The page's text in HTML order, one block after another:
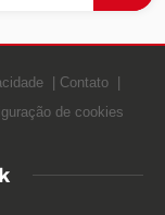
Contato
de cookies